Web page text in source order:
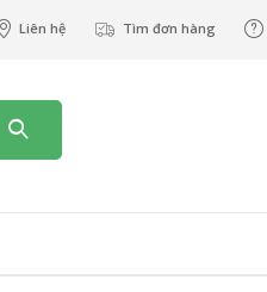
Liên hệ Tìm đơn hàng